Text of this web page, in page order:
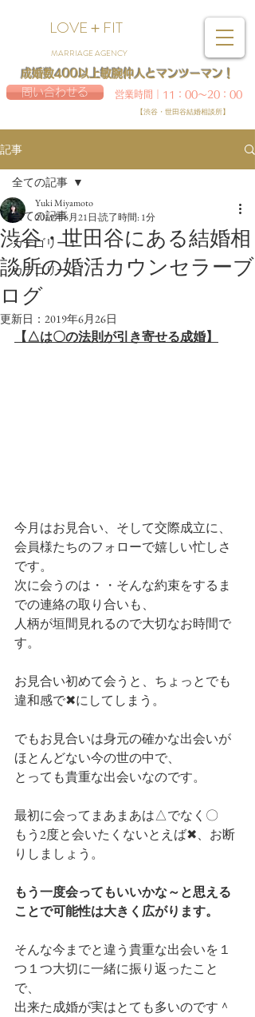
LOVE＋FIT
MARRIAGE AGENCY
問い合わせる
【渋谷・世田谷結婚相談所】
成婚数400以上敏腕仲人とマンツーマン！
営業時間｜11：00～20：00
記事
全ての記事
カテゴリー 1
カテゴリー 2
全ての記事
渋谷・世田谷にある結婚相
談所の婚活カウンセラーブ
ログ
Yuki Miyamoto
2019年6月21日 読了時間: 1分
更新日： 2019年6月26日
【△は〇の法則が引き寄せる成婚】
今月はお見合い、そして交際成立に、
会員様たちのフォローで嬉しい忙しさ
です。
次に会うのは・・そんな約束をするま
での連絡の取り合いも、
人柄が垣間見れるので大切なお時間で
す。
お見合い初めて会うと、ちょっとでも
違和感で✖にしてしまう。
でもお見合いは身元の確かな出会いが
ほとんどない今の世の中で、
とっても貴重な出会いなのです。
最初に会ってまあまあは△でなく〇
もう2度と会いたくないとえば✖、お断
りしましょう。
もう一度会ってもいいかな～と思える
ことで可能性は大きく広がります。
そんな今までと違う貴重な出会いを１
つ１つ大切に一緒に振り返ったこと
で、
出来た成婚が実はとても多いのです＾